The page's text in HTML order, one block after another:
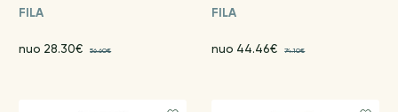
FILA
nuo 28.30€ 56.60€
FILA
nuo 44.46€ 74.10€